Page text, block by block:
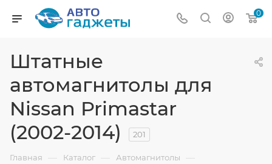
0
Штатные
автомагнитолы для
Nissan Primastar
(2002-2014)
201
Главная — Каталог — Автомагнитолы —